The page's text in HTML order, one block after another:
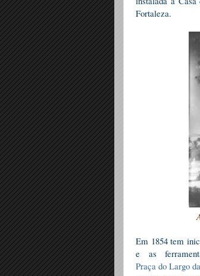
Fortaleza.
Em 1854 tem
e as
Praça do Largo